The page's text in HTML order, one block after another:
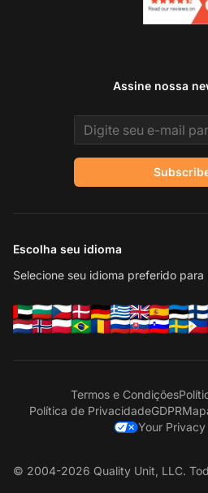
Assine nossa
Email address
Escolha seu idioma
Selecione seu idioma preferido
Termos e Condições
Política de PrivacidadeGDPR
Your Privacy
© 2004-2026 Quality Unit, LLC.